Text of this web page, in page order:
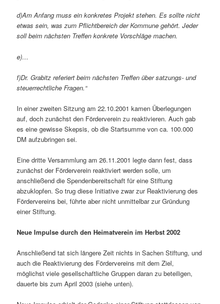
d)Am Anfang muss ein konkretes Projekt stehen. Es sollte nicht
etwas sein, was zum Pflichtbereich der Kommune gehört. Jeder
soll beim nächsten Treffen konkrete Vorschläge machen.
e)…
f)Dr. Grabitz referiert beim nächsten Treffen über satzungs- und
steuerrechtliche Fragen.“
In einer zweiten Sitzung am 22.10.2001 kamen Überlegungen
auf, doch zunächst den Förderverein zu reaktivieren. Auch gab
es eine gewisse Skepsis, ob die Startsumme von ca. 100.000
DM aufzubringen sei.
Eine dritte Versammlung am 26.11.2001 legte dann fest, dass
zunächst der Förderverein reaktiviert werden solle, um
anschließend die Spendenbereitschaft für eine Stiftung
abzuklopfen. So trug diese Initiative zwar zur Reaktivierung des
Fördervereins bei, führte aber nicht unmittelbar zur Gründung
einer Stiftung.
Neue Impulse durch den Heimatverein im Herbst 2002
Anschließend tat sich längere Zeit nichts in Sachen Stiftung, und
auch die Reaktivierung des Fördervereins mit dem Ziel,
möglichst viele gesellschaftliche Gruppen daran zu beteiligen,
dauerte bis zum April 2003 (siehe unten).